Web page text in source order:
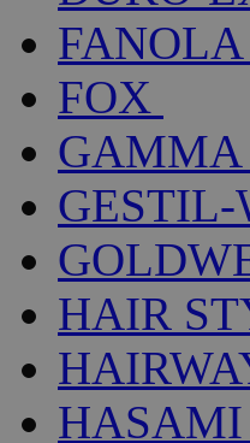
FANOLA
FOX
GAMMA
GESTIL-
HAIR
HASAMI